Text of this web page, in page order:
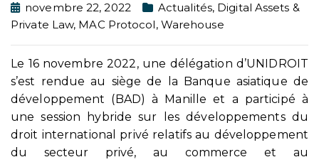
novembre 22, 2022 Actualités, Digital Assets &
Private Law, MAC Protocol, Warehouse
Le 16 novembre 2022, une délégation d’UNIDROIT
s’est rendue au siège de la Banque asiatique de
développement (BAD) à Manille et a participé à
une session hybride sur les développements du
droit international privé relatifs au développement
du secteur privé, au commerce et au